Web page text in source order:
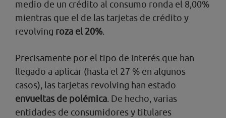
medio de un crédito al consumo ronda el 8,00%
mientras que el de las tarjetas de crédito y
revolving roza el 20%.
Precisamente por el tipo de interés que han
llegado a aplicar (hasta el 27 % en algunos
casos), las tarjetas revolving han estado
envueltas de polémica. De hecho, varias
entidades de consumidores y titulares